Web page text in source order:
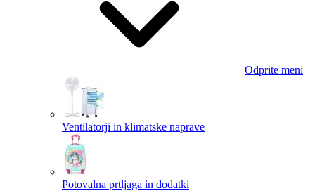
Odprite meni
Ventilatorji in klimatske naprave
Potovalna prtljaga in dodatki